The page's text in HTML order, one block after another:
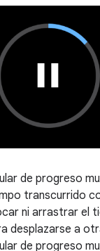
de progreso
transcurrido
ni arrastrar el
desplazarse a
de progreso